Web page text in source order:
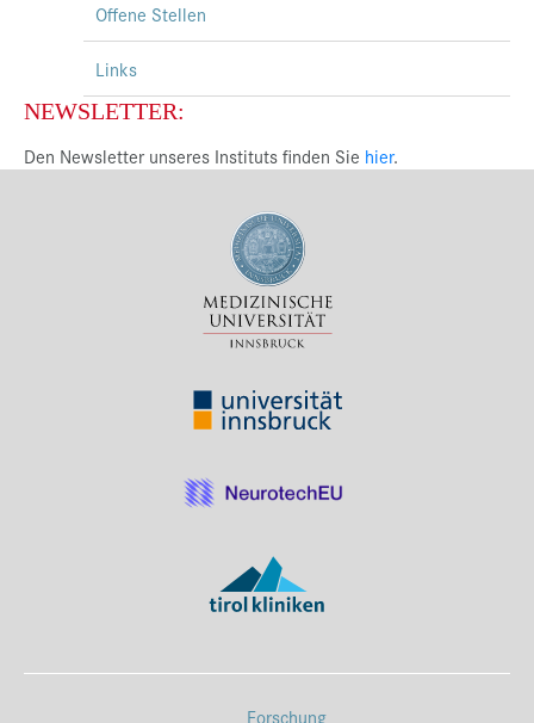
Offene Stellen
Links
NEWSLETTER:
Den Newsletter unseres Instituts finden Sie hier.
Forschung